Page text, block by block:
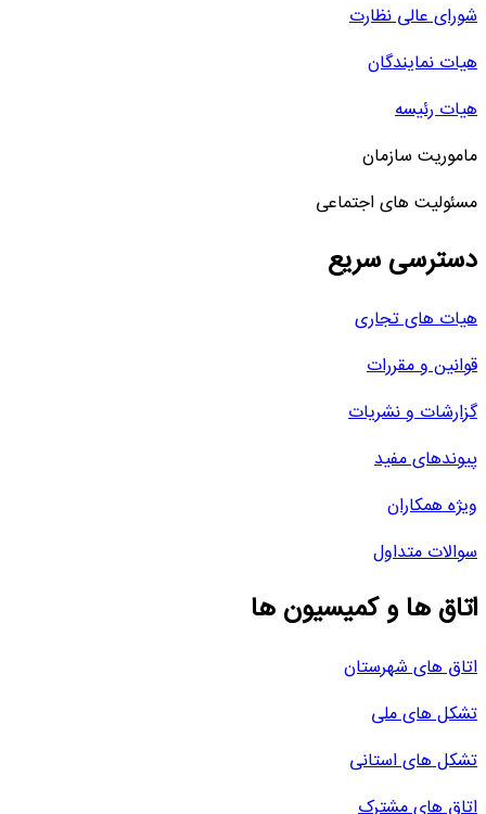
شورای عالی نظارت
هیات نمایندگان
هیات رئیسه
ماموریت سازمان
مسئولیت های اجتماعی
دسترسی سریع
هیات های تجاری
قوانین و مقررات
گزارشات و نشریات
پیوندهای مفید
ویژه همکاران
سوالات متداول
اتاق ها و کمیسیون ها
اتاق های شهرستان
تشکل های ملی
تشکل های استانی